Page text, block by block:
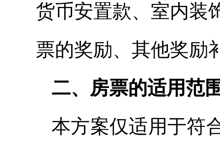
货币安置款、室内装
票的奖励、其他奖励
二、房票的适用范
本方案仅适用于符